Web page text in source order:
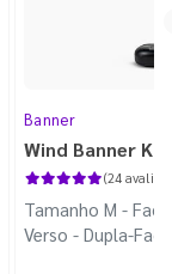
Banner
Wind Banner
(24
Tamanho M -
Verso - Dupla-